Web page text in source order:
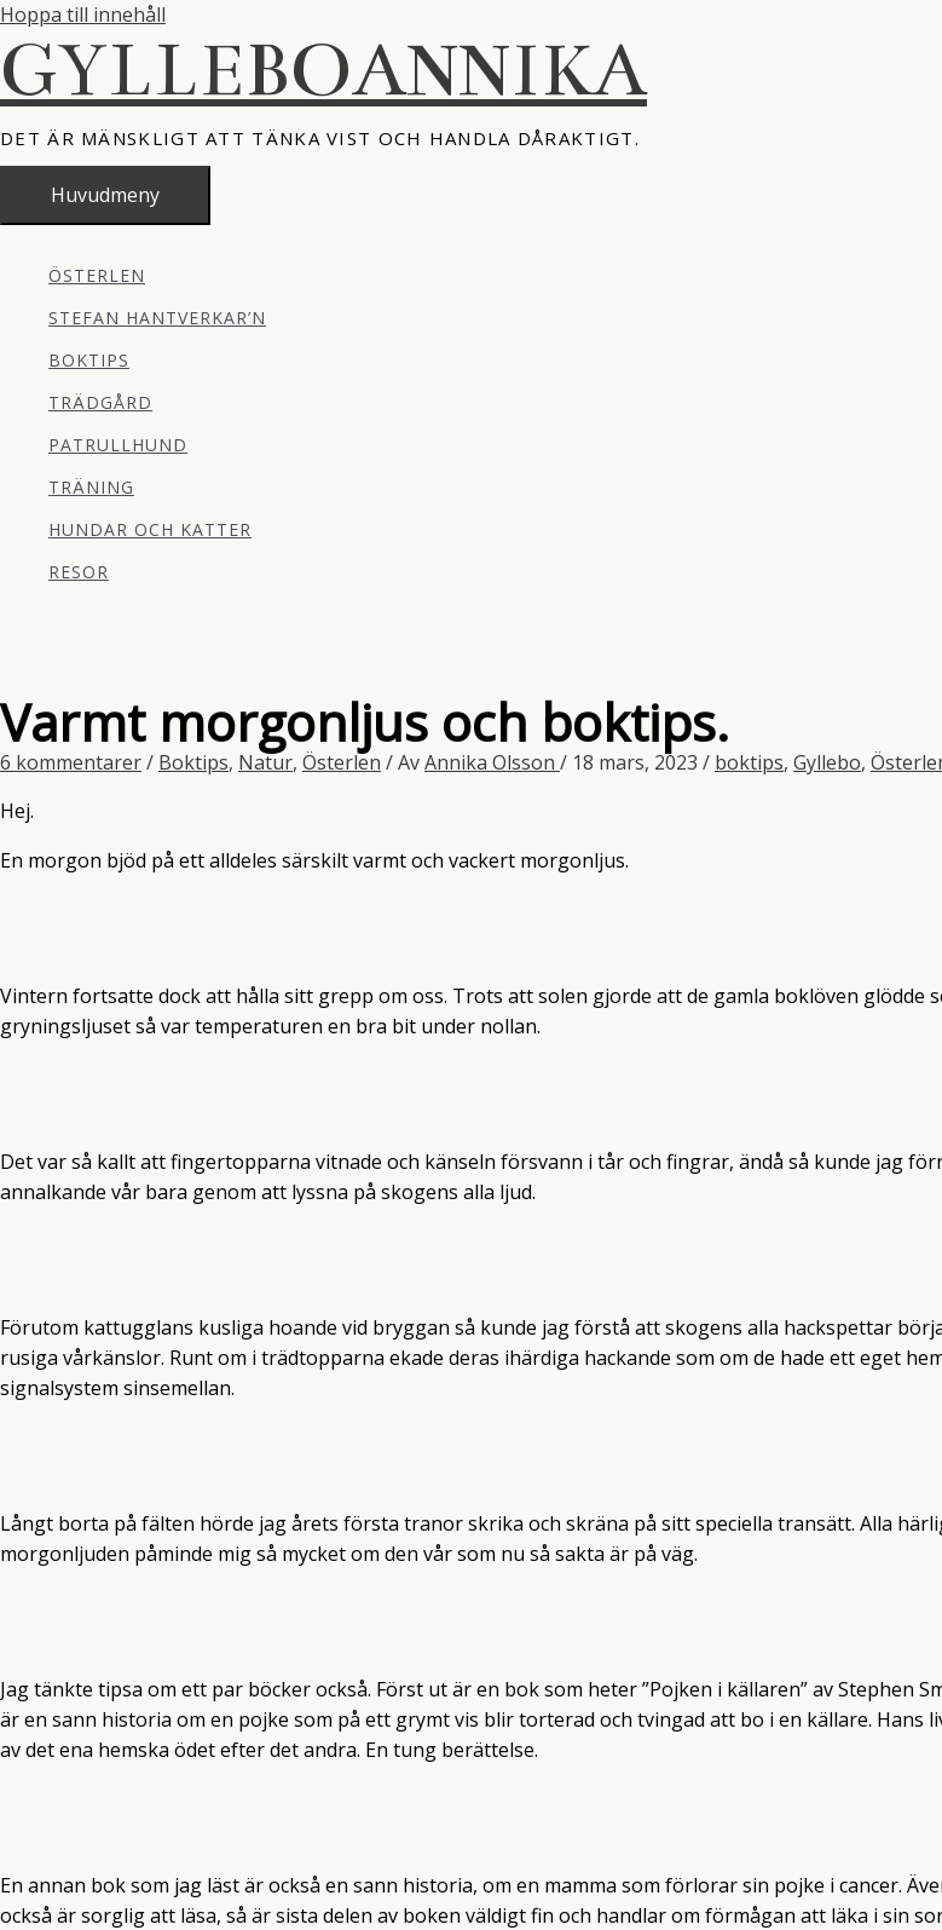
Hoppa till innehåll
GYLLEBOANNIKA
DET ÄR MÄNSKLIGT ATT TÄNKA VIST OCH HANDLA DÅRAKTIGT.
Huvudmeny
ÖSTERLEN
STEFAN HANTVERKAR’N
BOKTIPS
TRÄDGÅRD
PATRULLHUND
TRÄNING
HUNDAR OCH KATTER
RESOR
Varmt morgonljus och boktips.
6 kommentarer/ Boktips, Natur, Österlen / AvAnnika Olsson / 18 mars, 2023 / boktips, Gyllebo,
Hej.
En morgon bjöd på ett alldeles särskilt varmt och vackert morgonljus.
Vintern fortsatte dock att hålla sitt grepp om oss. Trots att solen gjorde att de gamla boklöven glödde
gryningsljuset så var temperaturen en bra bit under nollan.
Det var så kallt att fingertopparna vitnade och känseln försvann i tår och fingrar, ändå så kunde jag
annalkande vår bara genom att lyssna på skogens alla ljud.
Förutom kattugglans kusliga hoande vid bryggan så kunde jag förstå att skogens alla hackspettar
rusiga vårkänslor. Runt om i trädtopparna ekade deras ihärdiga hackande som om de hade ett eget
signalsystem sinsemellan.
Långt borta på fälten hörde jag årets första tranor skrika och skräna på sitt speciella transätt. Alla
morgonljuden påminde mig så mycket om den vår som nu så sakta är på väg.
Jag tänkte tipsa om ett par böcker också. Först ut är en bok som heter ”Pojken i källaren” av Stephen
är en sann historia om en pojke som på ett grymt vis blir torterad och tvingad att bo i en källare. Hans
av det ena hemska ödet efter det andra. En tung berättelse.
En annan bok som jag läst är också en sann historia, om en mamma som förlorar sin pojke i cancer.
också är sorglig att läsa, så är sista delen av boken väldigt fin och handlar om förmågan att läka i sin